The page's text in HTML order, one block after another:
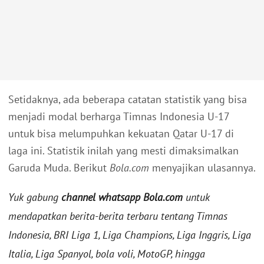
Setidaknya, ada beberapa catatan statistik yang bisa
menjadi modal berharga Timnas Indonesia U-17
untuk bisa melumpuhkan kekuatan Qatar U-17 di
laga ini. Statistik inilah yang mesti dimaksimalkan
Garuda Muda. Berikut Bola.com menyajikan ulasannya.
Yuk gabung channel whatsapp Bola.com untuk
mendapatkan berita-berita terbaru tentang Timnas
Indonesia, BRI Liga 1, Liga Champions, Liga Inggris, Liga
Italia, Liga Spanyol, bola voli, MotoGP, hingga